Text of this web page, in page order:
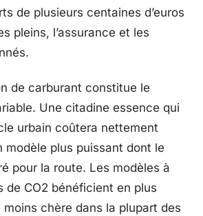
de plusieurs centaines d’euros
pleins, l’assurance et les
de carburant constitue le
Une citadine essence qui
urbain coûtera nettement
modèle plus puissant dont le
pour la route. Les modèles à
de CO2 bénéficient en plus
moins chère dans la plupart des